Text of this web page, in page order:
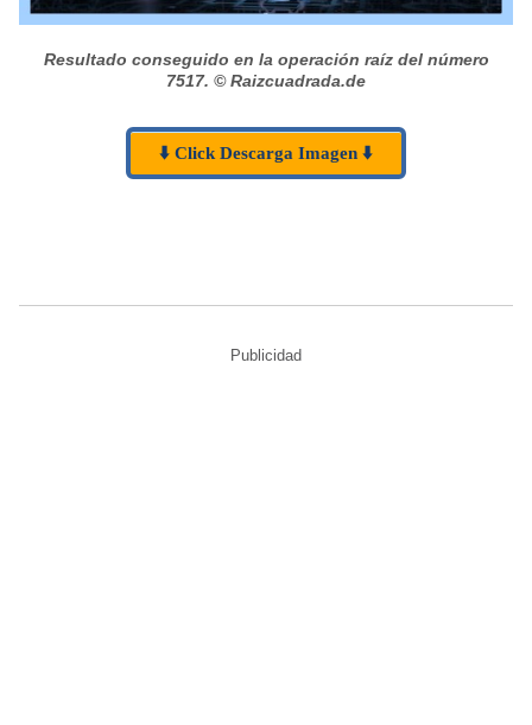
Resultado conseguido en la operación raíz del número
7517. © Raizcuadrada.de
⬇️ Click Descarga Imagen ⬇️
Publicidad